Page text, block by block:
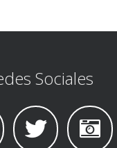
Sociales